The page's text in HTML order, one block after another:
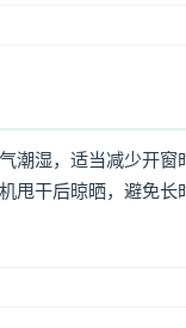
潮湿，适当减少开
甩干后晾晒，避免